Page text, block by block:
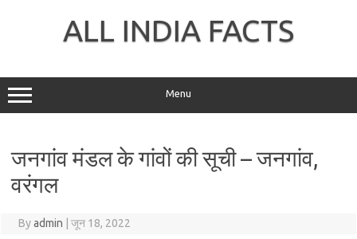
ALL INDIA FACTS
Menu
जनगांव मंडल के गांवों की सूची – जनगांव,
वरंगल
Byadmin जून 18, 2022